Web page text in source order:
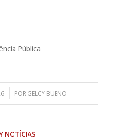
Pública
POR GELCY BUENO
NOTÍCIAS